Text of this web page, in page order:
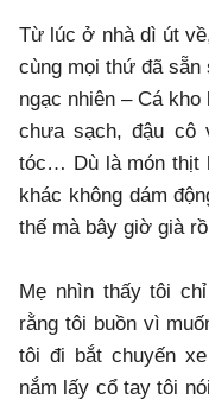
Từ lúc ở nhà dì út
cùng mọi thứ đã sẵn
ngạc nhiên – Cá
chưa sạch, đậu cô
tóc… Dù là món thịt
khác không dám
thế mà bây giờ già
Mẹ nhìn thấy tôi
rằng tôi buồn vì
tôi đi bắt chuyến
nắm lấy cổ tay tôi